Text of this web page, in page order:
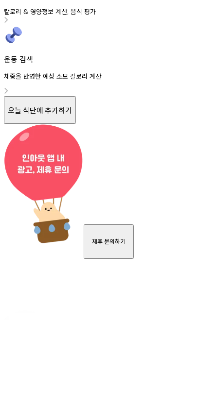
칼로리 & 영양정보 계산, 음식 평가
운동 검색
체중을 반영한 예상 소모 칼로리 계산
오늘 식단에 추가하기
제휴 문의하기